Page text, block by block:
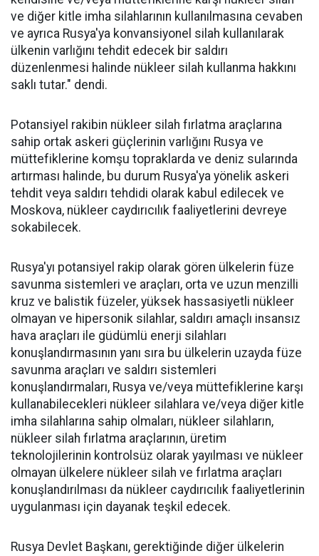
ve diğer kitle imha silahlarının kullanılmasına cevaben
ve ayrıca Rusya'ya konvansiyonel silah kullanılarak
ülkenin varlığını tehdit edecek bir saldırı
düzenlenmesi halinde nükleer silah kullanma hakkını
saklı tutar." dendi.
Potansiyel rakibin nükleer silah fırlatma araçlarına
sahip ortak askeri güçlerinin varlığını Rusya ve
müttefiklerine komşu topraklarda ve deniz sularında
artırması halinde, bu durum Rusya'ya yönelik askeri
tehdit veya saldırı tehdidi olarak kabul edilecek ve
Moskova, nükleer caydırıcılık faaliyetlerini devreye
sokabilecek.
Rusya'yı potansiyel rakip olarak gören ülkelerin füze
savunma sistemleri ve araçları, orta ve uzun menzilli
kruz ve balistik füzeler, yüksek hassasiyetli nükleer
olmayan ve hipersonik silahlar, saldırı amaçlı insansız
hava araçları ile güdümlü enerji silahları
konuşlandırmasının yanı sıra bu ülkelerin uzayda füze
savunma araçları ve saldırı sistemleri
konuşlandırmaları, Rusya ve/veya müttefiklerine karşı
kullanabilecekleri nükleer silahlara ve/veya diğer kitle
imha silahlarına sahip olmaları, nükleer silahların,
nükleer silah fırlatma araçlarının, üretim
teknolojilerinin kontrolsüz olarak yayılması ve nükleer
olmayan ülkelere nükleer silah ve fırlatma araçları
konuşlandırılması da nükleer caydırıcılık faaliyetlerinin
uygulanması için dayanak teşkil edecek.
Rusya Devlet Başkanı, gerektiğinde diğer ülkelerin